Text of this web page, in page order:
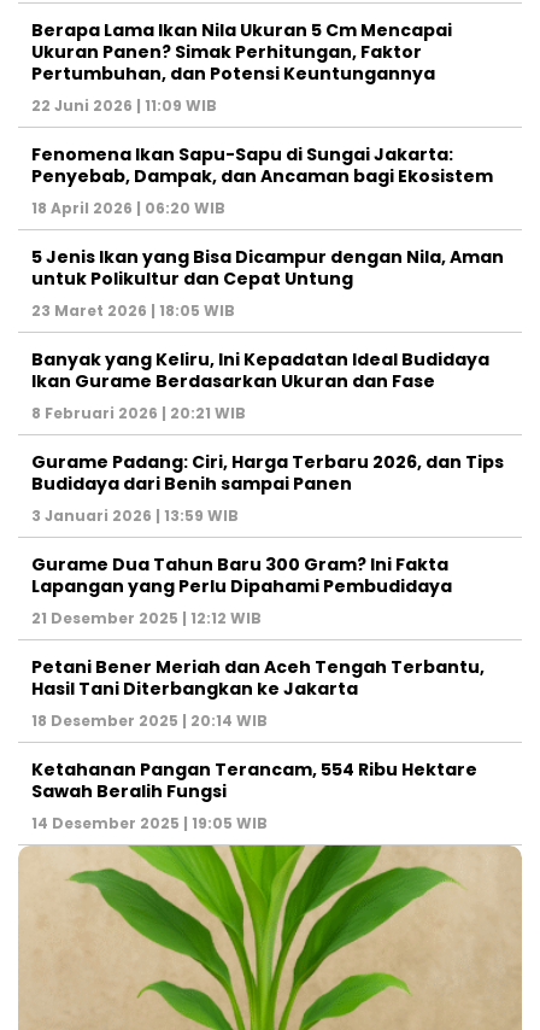
Berapa Lama Ikan Nila Ukuran 5 Cm Mencapai
Ukuran Panen? Simak Perhitungan, Faktor
Pertumbuhan, dan Potensi Keuntungannya
22 Juni 2026 | 11:09 WIB
Fenomena Ikan Sapu-Sapu di Sungai Jakarta:
Penyebab, Dampak, dan Ancaman bagi Ekosistem
18 April 2026 | 06:20 WIB
5 Jenis Ikan yang Bisa Dicampur dengan Nila, Aman
untuk Polikultur dan Cepat Untung
23 Maret 2026 | 18:05 WIB
Banyak yang Keliru, Ini Kepadatan Ideal Budidaya
Ikan Gurame Berdasarkan Ukuran dan Fase
8 Februari 2026 | 20:21 WIB
Gurame Padang: Ciri, Harga Terbaru 2026, dan Tips
Budidaya dari Benih sampai Panen
3 Januari 2026 | 13:59 WIB
Gurame Dua Tahun Baru 300 Gram? Ini Fakta
Lapangan yang Perlu Dipahami Pembudidaya
21 Desember 2025 | 12:12 WIB
Petani Bener Meriah dan Aceh Tengah Terbantu,
Hasil Tani Diterbangkan ke Jakarta
18 Desember 2025 | 20:14 WIB
Ketahanan Pangan Terancam, 554 Ribu Hektare
Sawah Beralih Fungsi
14 Desember 2025 | 19:05 WIB